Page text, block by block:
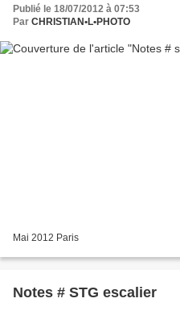
Publié le 18/07/2012 à 07:53
Par CHRISTIAN•L•PHOTO
Mai 2012 Paris
Notes # STG escalier